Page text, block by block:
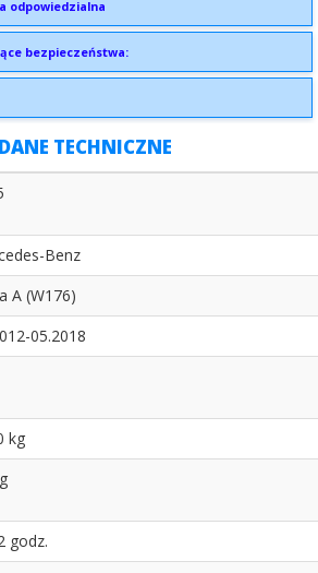
odpowiedzialna
bezpieczeństwa:
DANE TECHNICZNE
Benz
A (W176)
05.2018
kg
godz.